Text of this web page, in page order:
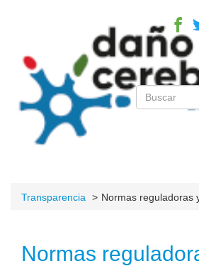
Transparencia Normas reguladoras
Normas